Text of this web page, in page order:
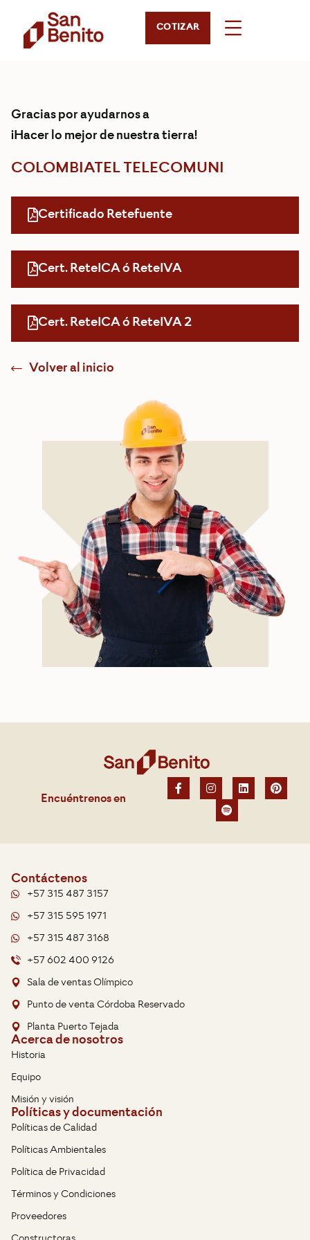
COTIZAR
Gracias por ayudarnos a
¡Hacer lo mejor de nuestra tierra!
COLOMBIATEL TELECOMUNI
Certificado Retefuente
Cert. ReteICA ó ReteIVA
Cert. ReteICA ó ReteIVA 2
Volver al inicio
Encuéntrenos en
Contáctenos
+57 315 487 3157
+57 315 595 1971
+57 315 487 3168
+57 602 400 9126
Sala de ventas Olímpico
Punto de venta Córdoba Reservado
Planta Puerto Tejada
Acerca de nosotros
Historia
Equipo
Misión y visión
Políticas y documentación
Políticas de Calidad
Políticas Ambientales
Política de Privacidad
Términos y Condiciones
Proveedores